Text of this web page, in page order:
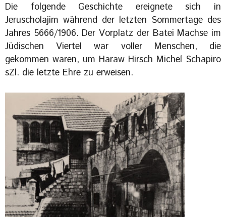
Die folgende Geschichte ereignete sich in
Jeruscholajim während der letzten Sommertage des
Jahres 5666/1906. Der Vorplatz der Batei Machse im
Jüdischen Viertel war voller Menschen, die
gekommen waren, um Haraw Hirsch Michel Schapiro
sZl. die letzte Ehre zu erweisen.